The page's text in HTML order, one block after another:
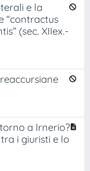
e la
“contractus
(sec. XIIex.-
a Irnerio?
i giuristi e lo